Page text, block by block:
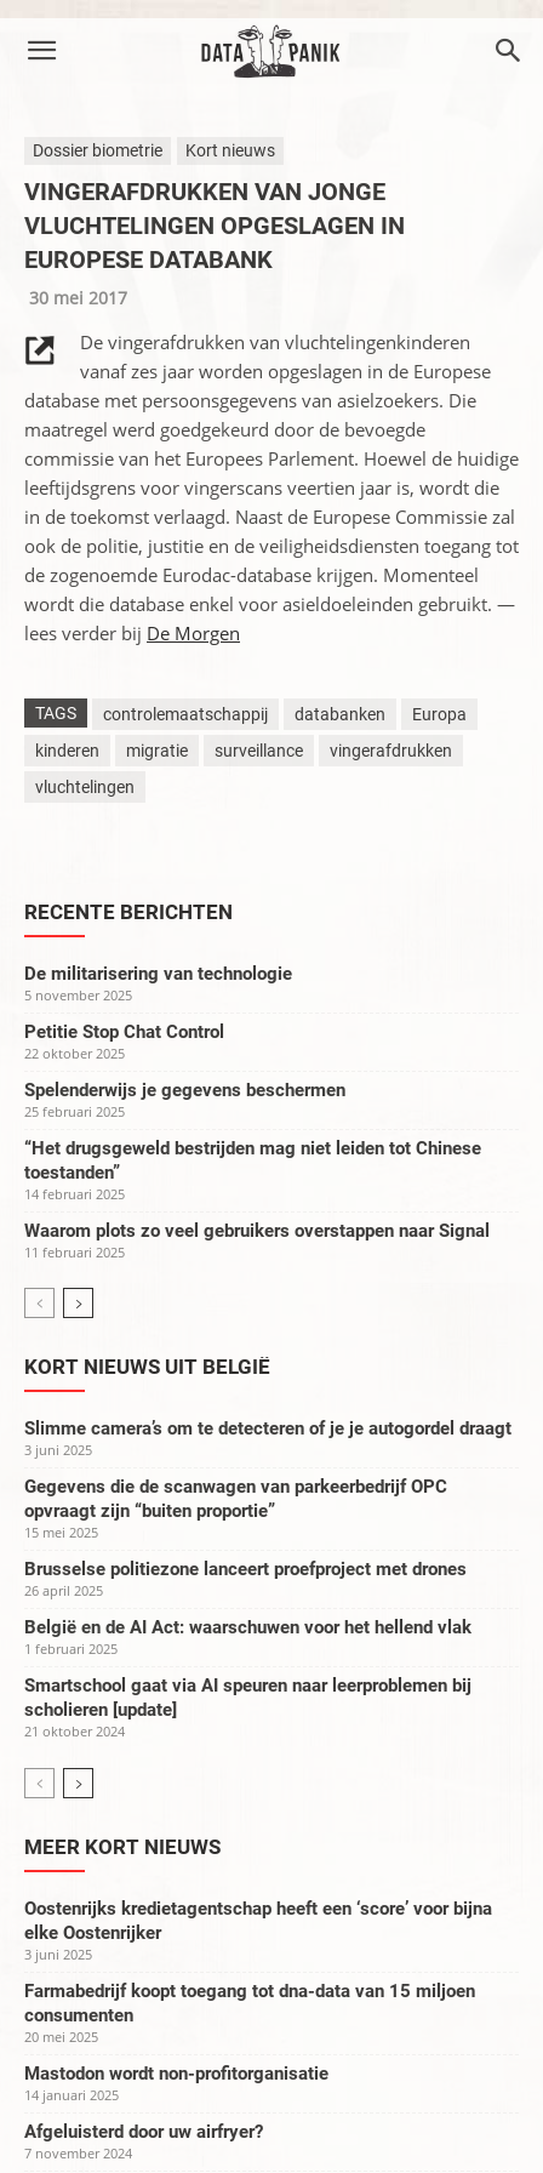
Dossier biometrie Kort nieuws
VINGERAFDRUKKEN VAN JONGE
VLUCHTELINGEN OPGESLAGEN IN
EUROPESE DATABANK
30 mei 2017
De vingerafdrukken van vluchtelingenkinderen
vanaf zes jaar worden opgeslagen in de Europese
database met persoonsgegevens van asielzoekers. Die
maatregel werd goedgekeurd door de bevoegde
commissie van het Europees Parlement. Hoewel de huidige
leeftijdsgrens voor vingerscans veertien jaar is, wordt die
in de toekomst verlaagd. Naast de Europese Commissie zal
ook de politie, justitie en de veiligheidsdiensten toegang tot
de zogenoemde Eurodac-database krijgen. Momenteel
wordt die database enkel voor asieldoeleinden gebruikt. —
lees verder bij De Morgen
TAGS controlemaatschappij databanken
Europa
kinderen
migratie surveillance
vingerafdrukken
vluchtelingen
RECENTE BERICHTEN
De militarisering van technologie
5 november 2025
Petitie Stop Chat Control
22 oktober 2025
Spelenderwijs je gegevens beschermen
25 februari 2025
“Het drugsgeweld bestrijden mag niet leiden tot Chinese
toestanden”
14 februari 2025
Waarom plots zo veel gebruikers overstappen naar Signal
11 februari 2025
KORT NIEUWS UIT BELGIË
Slimme camera’s om te detecteren of je je autogordel draagt
3 juni 2025
Gegevens die de scanwagen van parkeerbedrijf OPC
opvraagt zijn “buiten proportie”
15 mei 2025
Brusselse politiezone lanceert proefproject met drones
26 april 2025
België en de AI Act: waarschuwen voor het hellend vlak
1 februari 2025
Smartschool gaat via AI speuren naar leerproblemen bij
scholieren [update]
21 oktober 2024
MEER KORT NIEUWS
Oostenrijks kredietagentschap heeft een ‘score’ voor bijna
elke Oostenrijker
3 juni 2025
Farmabedrijf koopt toegang tot dna-data van 15 miljoen
consumenten
20 mei 2025
Mastodon wordt non-profitorganisatie
14 januari 2025
Afgeluisterd door uw airfryer?
7 november 2024